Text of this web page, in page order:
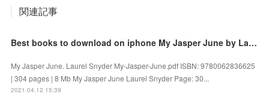
関連記事
Best books to download on iphone My Jasper June by Laurel Snyder 9780062836625 iBook MOBI
My Jasper June. Laurel Snyder My-Jasper-June.pdf ISBN: 9780062836625
| 304 pages | 8 Mb My Jasper June Laurel Snyder Page: 30...
2021.04.12 15:39